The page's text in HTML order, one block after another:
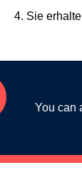
Sie
You can